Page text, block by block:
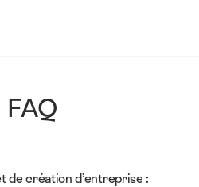
FAQ
de création d’entreprise :